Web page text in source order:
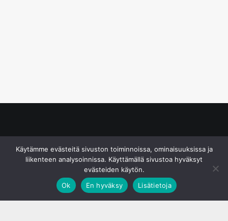
Käytämme evästeitä sivuston toiminnoissa, ominaisuuksissa ja
liikenteen analysoinnissa. Käyttämällä sivustoa hyväksyt
evästeiden käytön.
Ok
En hyväksy Lisätietoja